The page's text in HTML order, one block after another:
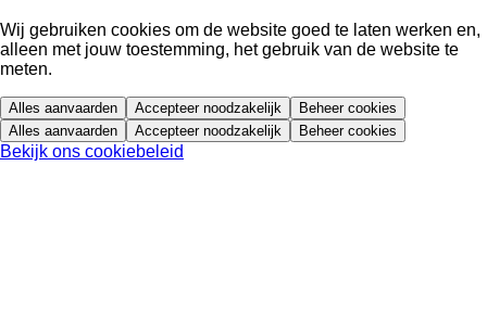
Wij gebruiken cookies om de website goed te laten werken en,
alleen met jouw toestemming, het gebruik van de website te
meten.
Alles aanvaarden Accepteer noodzakelijk
Beheer cookies
Alles aanvaarden
Accepteer noodzakelijk Beheer cookies
Bekijk ons cookiebeleid